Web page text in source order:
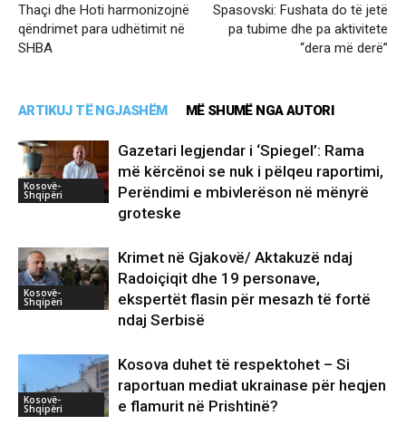
Thaçi dhe Hoti harmonizojnë
qëndrimet para udhëtimit në
SHBA
Spasovski: Fushata do të jetë
pa tubime dhe pa aktivitete
“dera më derë”
ARTIKUJ TË NGJASHËM MË SHUMË NGA AUTORI
Kosovë-
Shqipëri
Gazetari legjendar i ‘Spiegel’: Rama
më kërcënoi se nuk i pëlqeu raportimi,
Perëndimi e mbivlerëson në mënyrë
groteske
Kosovë-
Shqipëri
Krimet në Gjakovë/ Aktakuzë ndaj
Radoiçiqit dhe 19 personave,
ekspertët flasin për mesazh të fortë
ndaj Serbisë
Kosovë-
Shqipëri
Kosova duhet të respektohet – Si
raportuan mediat ukrainase për heqjen
e flamurit në Prishtinë?